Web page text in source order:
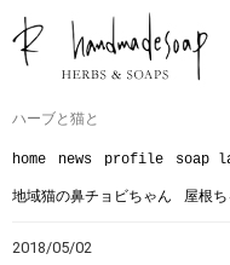
ハーブと猫と
home news profile soap
地域猫の鼻チョビちゃん 屋根
2018/05/02